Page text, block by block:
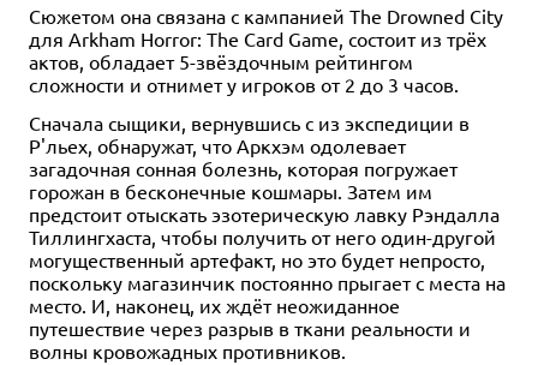
Сюжетом она связана с кампанией The Drowned City
для Arkham Horror: The Card Game, состоит из трёх
актов, обладает 5-звёздочным рейтингом
сложности и отнимет у игроков от 2 до 3 часов.
Сначала сыщики, вернувшись с из экспедиции в
Р'льех, обнаружат, что Аркхэм одолевает
загадочная сонная болезнь, которая погружает
горожан в бесконечные кошмары. Затем им
предстоит отыскать эзотерическую лавку Рэндалла
Тиллингхаста, чтобы получить от него один-другой
могущественный артефакт, но это будет непросто,
поскольку магазинчик постоянно прыгает с места на
место. И, наконец, их ждёт неожиданное
путешествие через разрыв в ткани реальности и
волны кровожадных противников.